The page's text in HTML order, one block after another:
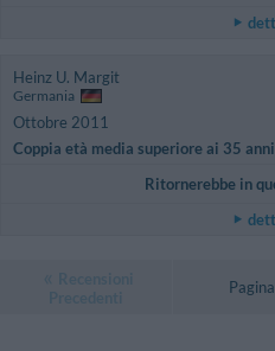
Heinz U. Margit
Germania
Ottobre 2011
Coppia età media superiore ai 35 anni
Ritornerebbe in